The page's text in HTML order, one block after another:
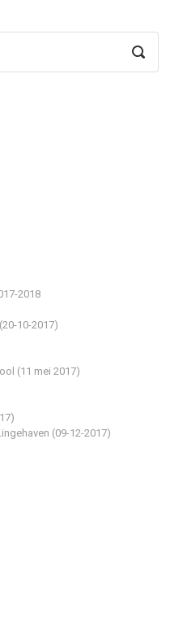
2018
10-2017)
(11 mei 2017)
(09-12-2017)